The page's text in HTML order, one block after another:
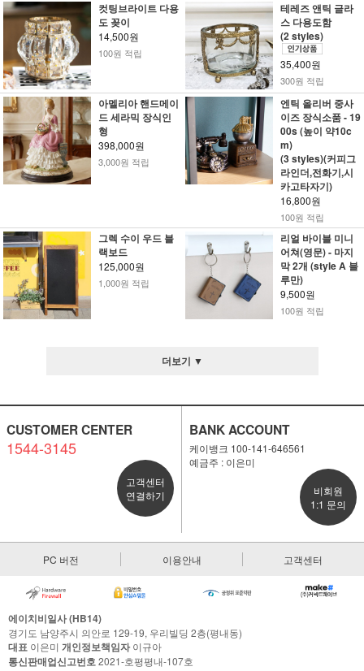
컷팅브라이트 다용
도 꽂이
14,500원
100원 적립
테레즈 앤틱 글라
스 다용도함
(2 styles)
35,400원
300원 적립
아멜리아 핸드메이
드 세라믹 장식인
형
398,000원
3,000원 적립
엔틱 올리버 중사
이즈 장식소품 - 19
00s (높이 약10c
m)
(3 styles)(커피그
라인더,전화기,시
카고타자기)
16,800원
100원 적립
그렉 수이 우드 블
랙보드
125,000원
1,000원 적립
리얼 바이블 미니
어쳐(영문) - 마지
막 2개 (style A 블
루만)
9,500원
100원 적립
더보기 ▼
CUSTOMER CENTER
1544-3145
고객센터
연결하기
BANK ACCOUNT
케이뱅크 100-141-646561
예금주 : 이은미
비회원
1:1 문의
PC 버전 이용안내 고객센터
에이치비일사 (HB14)
경기도 남양주시 의안로 129-19, 우리빌딩 2층(평내동)
대표 이은미 개인정보책임자이규아
통신판매업신고번호2021-호평평내-107호